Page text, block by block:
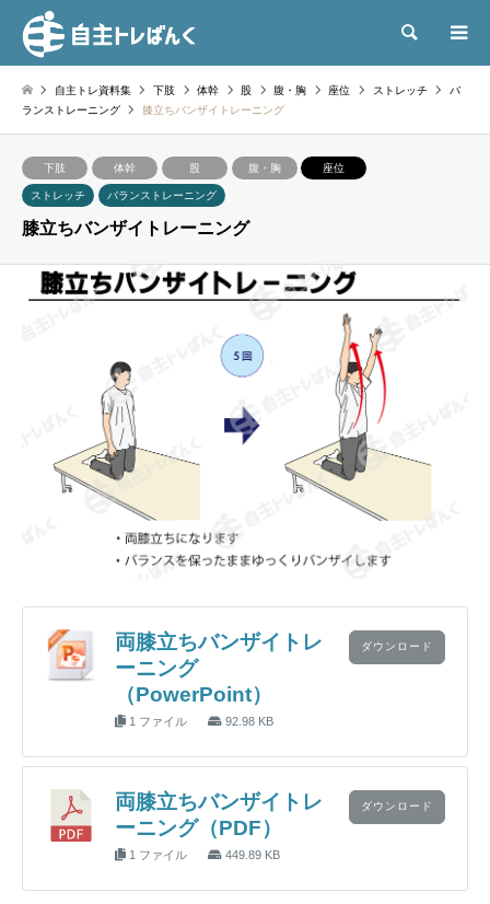
検索
自主トレ資料集 下肢 体幹 股 腹・胸 座位 ストレッチ
バ
ランストレーニング
膝立ちバンザイトレーニング
下肢 体幹 股 腹・胸 座位
ストレッチ バランストレーニング
膝立ちバンザイトレーニング
両膝立ちバンザイトレ
ーニング
（PowerPoint）
1 ファイル 92.98 KB
ダウンロード
両膝立ちバンザイトレ
ーニング（PDF）
1 ファイル 449.89 KB
ダウンロード